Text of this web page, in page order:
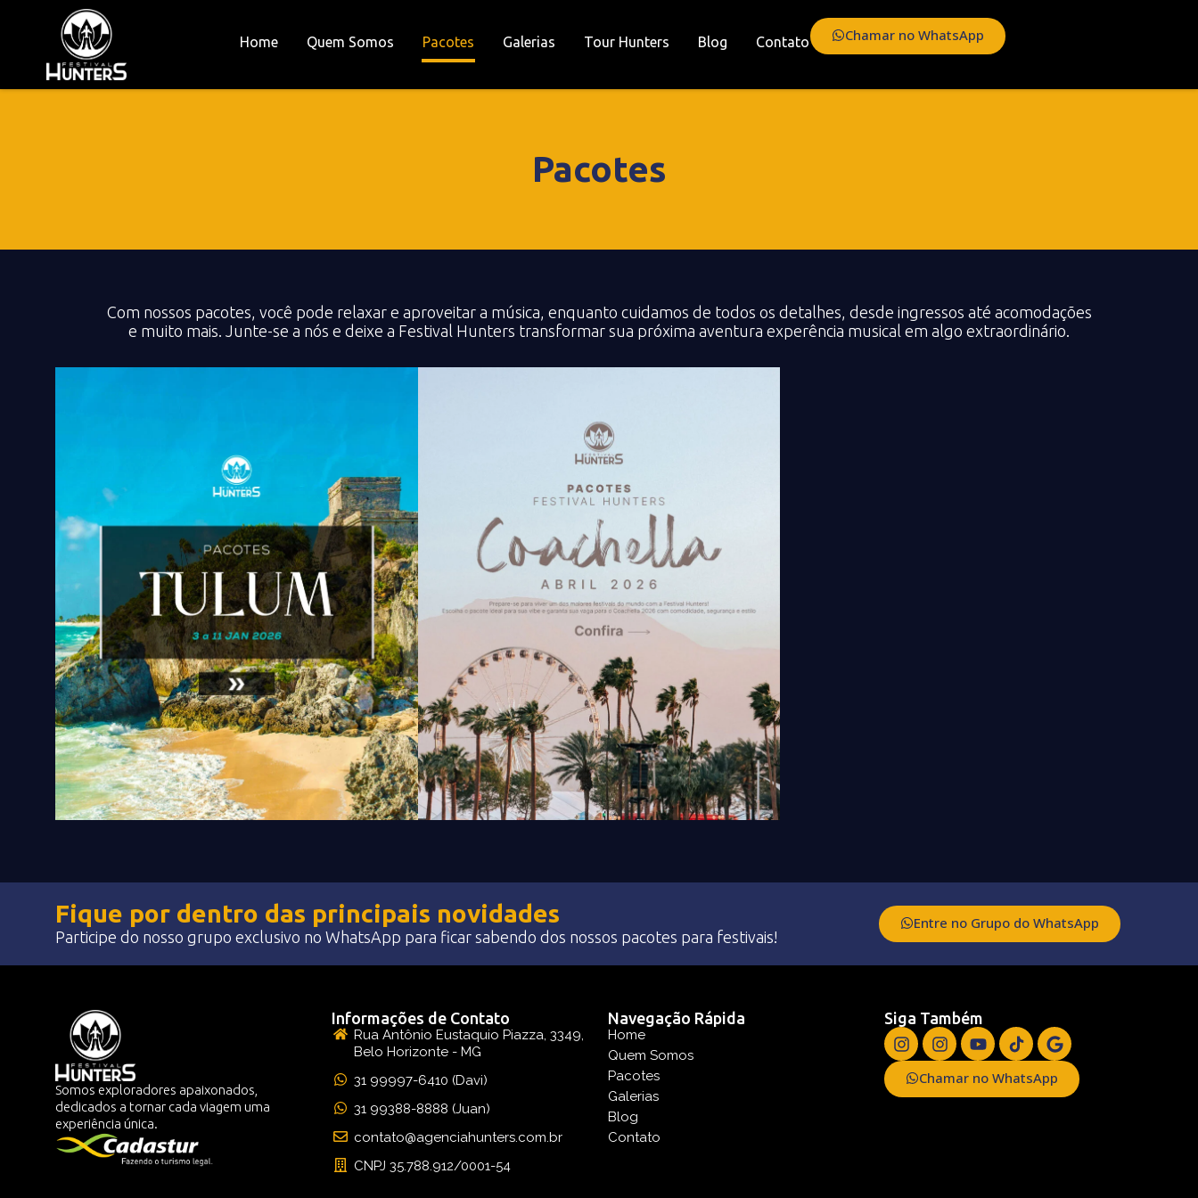
Home Quem Somos Pacotes Galerias Tour Hunters Blog Contato Chamar no WhatsApp
Pacotes
Com nossos pacotes, você pode relaxar e aproveitar a música, enquanto cuidamos de todos os detalhes, desde ingressos até acomodações
e muito mais. Junte-se a nós e deixe a Festival Hunters transformar sua próxima aventura experência musical em algo extraordinário.
Fique por dentro das principais novidades
Participe do nosso grupo exclusivo no WhatsApp para ficar sabendo dos nossos pacotes para festivais!
Entre no Grupo do WhatsApp
Somos exploradores apaixonados,
dedicados a tornar cada viagem uma
experiência única.
Informações de Contato
Rua Antônio Eustaquio Piazza, 3349,
Belo Horizonte - MG
31 99997-6410 (Davi)
31 99388-8888 (Juan)
contato@agenciahunters.com.br
CNPJ 35.788.912/0001-54
Navegação Rápida
Home
Quem Somos
Pacotes
Galerias
Blog
Contato
Siga Também
Chamar no WhatsApp